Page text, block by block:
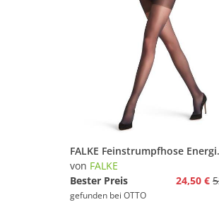
FALKE
von FALKE
Bester Preis
24,50 €
gefunden bei OTTO